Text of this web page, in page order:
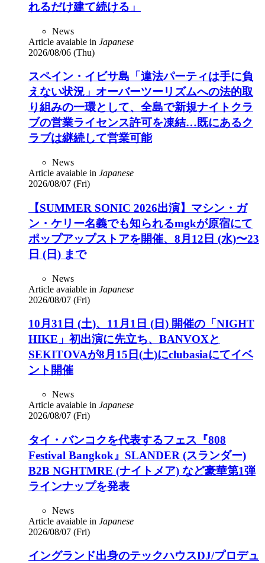
れるだけ建て続ける」
News
Article avaiable in Japanese
2026/08/06 (Thu)
スペイン・イビサ島「違法パーティは手に負
えない状況」オーバーツーリズムへの法的取
り組みの一環として、全島で新規ナイトクラ
ブの営業ライセンス許可を凍結…既にあるク
ラブは継続して営業可能
News
Article avaiable in Japanese
2026/08/07 (Fri)
【SUMMER SONIC 2026出演】マシン・ガ
ン・ケリー名義でも知られるmgkが原宿にて
ポップアップストアを開催、8月12日 (水)〜23
日 (日) まで
News
Article avaiable in Japanese
2026/08/07 (Fri)
10月31日 (土)、11月1日 (日) 開催の「NIGHT
HIKE」初出演に先立ち、BANVOXと
SEKITOVAが8月15日(土)にclubasiaにてイベ
ント開催
News
Article avaiable in Japanese
2026/08/07 (Fri)
タイ・バンコクを代表するフェス『808
Festival Bangkok』SLANDER (スランダー)
B2B NGHTMRE (ナイトメア) など豪華第1弾
ラインナップを発表
News
Article avaiable in Japanese
2026/08/07 (Fri)
イングランド出身のテックハウスDJ/プロデュ